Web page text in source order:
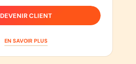
DEVENIR CLIENT
EN SAVOIR PLUS